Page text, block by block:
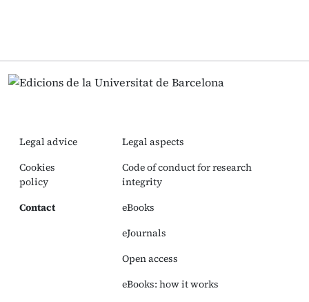
Legal advice
Cookies
policy
Contact
Legal aspects
Code of conduct for research
integrity
eBooks
eJournals
Open access
eBooks: how it works